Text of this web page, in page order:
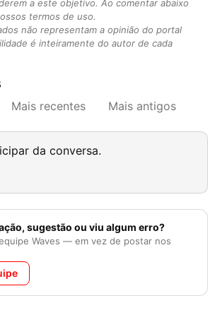
a este objetivo. Ao comentar abaixo
termos de uso.
não representam a opinião do portal
é inteiramente do autor de cada
Mais recentes Mais antigos
da conversa.
sugestão ou viu algum erro?
Waves — em vez de postar nos